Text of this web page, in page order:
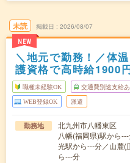
未読
NEW
掲載日 2026/08/07
＼地元で勤務！／体
護資格で高時給1900
職種未経験OK 交通費別途支給あ
WEB登録OK 派遣
勤務地
北九州市八幡東区
八幡(福岡県)駅から
光駅から---分／山麓(
ら---分